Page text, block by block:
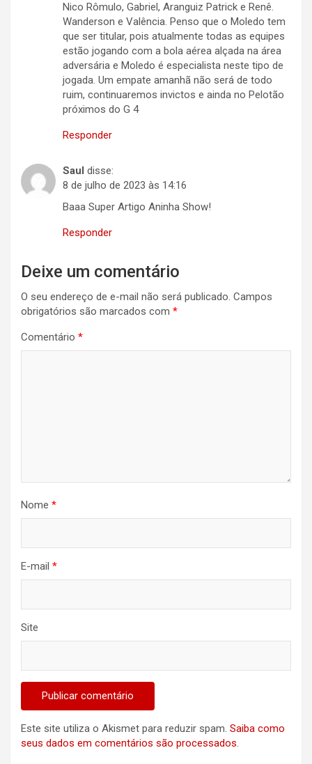
Nico Rômulo, Gabriel, Aranguiz Patrick e Renê.
Wanderson e Valência. Penso que o Moledo tem
que ser titular, pois atualmente todas as equipes
estão jogando com a bola aérea alçada na área
adversária e Moledo é especialista neste tipo de
jogada. Um empate amanhã não será de todo
ruim, continuaremos invictos e ainda no Pelotão
próximos do G 4
Responder
Saul disse:
8 de julho de 2023 às 14:16
Baaa Super Artigo Aninha Show!
Responder
Deixe um comentário
O seu endereço de e-mail não será publicado. Campos
obrigatórios são marcados com *
Comentário *
Nome *
E-mail *
Site
Este site utiliza o Akismet para reduzir spam. Saiba como
seus dados em comentários são processados.